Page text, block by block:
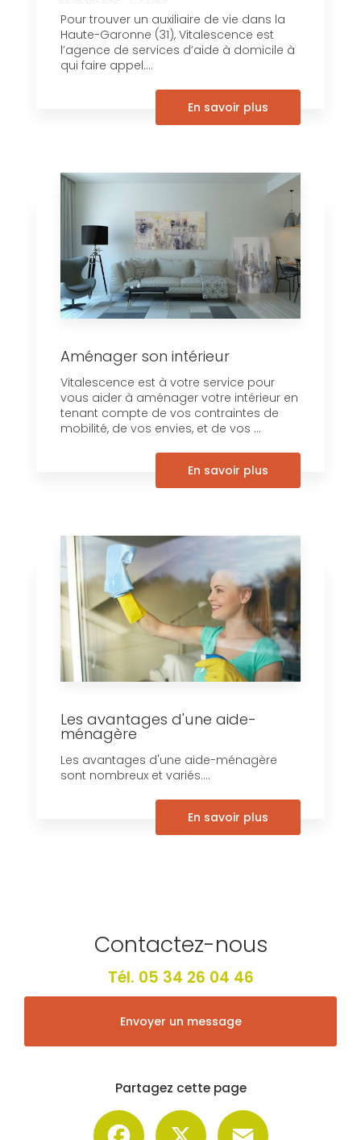
Pour trouver un auxiliaire de vie dans la
Haute-Garonne (31), Vitalescence est
l’agence de services d’aide à domicile à
qui faire appel....
En savoir plus
Aménager son intérieur
Vitalescence est à votre service pour
vous aider à aménager votre intérieur en
tenant compte de vos contraintes de
mobilité, de vos envies, et de vos ...
En savoir plus
Les avantages d'une aide-
ménagère
Les avantages d'une aide-ménagère
sont nombreux et variés....
En savoir plus
Contactez-nous
Tél. 05 34 26 04 46
Envoyer un message
Partagez cette page
Facebook